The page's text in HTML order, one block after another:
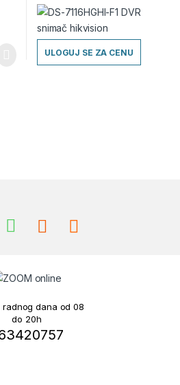
ULOGUJ SE ZA CENU
radnog dana od 08
do 20h